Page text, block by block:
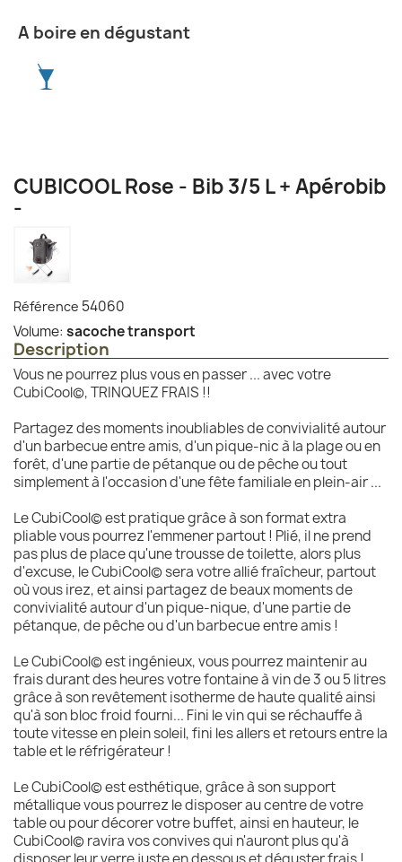
A boire en dégustant
CUBICOOL Rose - Bib 3/5 L + Apérobib
-
Référence 54060
Volume: sacoche transport
Description
Vous ne pourrez plus vous en passer ... avec votre
CubiCool©, TRINQUEZ FRAIS !!
Partagez des moments inoubliables de convivialité autour
d'un barbecue entre amis, d'un pique-nic à la plage ou en
forêt, d'une partie de pétanque ou de pêche ou tout
simplement à l'occasion d'une fête familiale en plein-air ...
Le CubiCool© est pratique grâce à son format extra
pliable vous pourrez l'emmener partout ! Plié, il ne prend
pas plus de place qu'une trousse de toilette, alors plus
d'excuse, le CubiCool© sera votre allié fraîcheur, partout
où vous irez, et ainsi partagez de beaux moments de
convivialité autour d'un pique-nique, d'une partie de
pétanque, de pêche ou d'un barbecue entre amis !
Le CubiCool© est ingénieux, vous pourrez maintenir au
frais durant des heures votre fontaine à vin de 3 ou 5 litres
grâce à son revêtement isotherme de haute qualité ainsi
qu'à son bloc froid fourni... Fini le vin qui se réchauffe à
toute vitesse en plein soleil, fini les allers et retours entre la
table et le réfrigérateur !
Le CubiCool© est esthétique, grâce à son support
métallique vous pourrez le disposer au centre de votre
table ou pour décorer votre buffet, ainsi en hauteur, le
CubiCool© ravira vos convives qui n'auront plus qu'à